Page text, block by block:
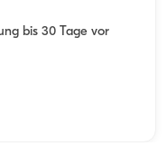
bis 30 Tage vor